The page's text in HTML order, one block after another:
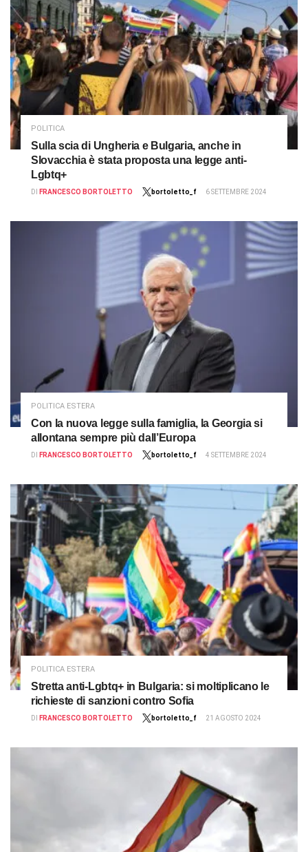
POLITICA
Sulla scia di Ungheria e Bulgaria, anche in
Slovacchia è stata proposta una legge anti-
Lgbtq+
DI FRANCESCO BORTOLETTO bortoletto_f 6 SETTEMBRE 2024
POLITICA ESTERA
Con la nuova legge sulla famiglia, la Georgia si
allontana sempre più dall’Europa
DI FRANCESCO BORTOLETTO bortoletto_f 4 SETTEMBRE 2024
POLITICA ESTERA
Stretta anti-Lgbtq+ in Bulgaria: si moltiplicano le
richieste di sanzioni contro Sofia
DI FRANCESCO BORTOLETTO bortoletto_f 21 AGOSTO 2024